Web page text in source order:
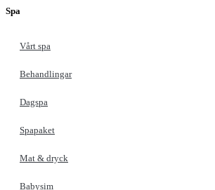
Spa
Vårt spa
Behandlingar
Dagspa
Spapaket
Mat & dryck
Babysim